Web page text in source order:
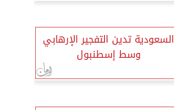
السعودية تدين التفجير الإرهابي
وسط إسطنبول